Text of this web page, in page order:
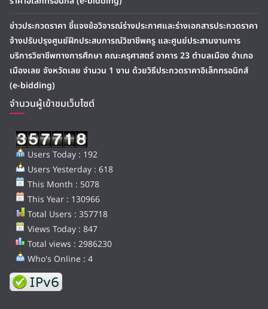
ข่าวประกวดราคา ชี้แจงข้อวิจารณ์ร่างประกาศและร่างเอกสารประกวดราคา
จ้างปรับปรุงศูนย์ฝึกประสบการณ์วิชาชีพครู และศูนย์ประสานงานการ
บริการวิชาชีพทางการศึกษา คณะครุศาสตร์ อาคาร 23 ตำบลเมือง อำเภอ
เมืองเลย จังหวัดเลย จำนวน 1 งาน ด้วยวิธีประกวดราคาอิเล็กทรอนิกส์
(e-bidding)
จำนวนผู้เข้าชมเว็บไซต์
Users Today : 192
Users Yesterday : 618
This Month : 5078
This Year : 130966
Total Users : 357718
Views Today : 847
Total views : 2986230
Who's Online : 4